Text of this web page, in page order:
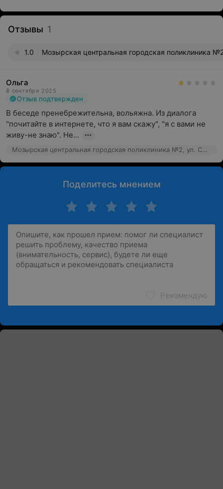
Отзывы 1
1.0 Мозырская центральная городская поликлиника
Ольга
8 сентября 2025
Отзыв подтвержден
В беседе пренебрежительна, вольяжна. Из диалога
"почитайте в интернете, что я вам скажу", "я с вами не
живу-не знаю". Не...
Мозырская центральная городская поликлиника №2, ул. Советская, 164
Поделитесь мнением
Рекомендую